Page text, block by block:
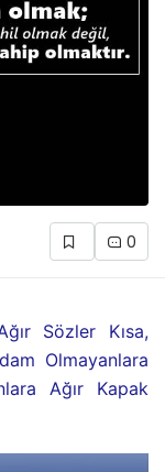
0
Sözler Kısa,
Olmayanlara
Ağır Kapak